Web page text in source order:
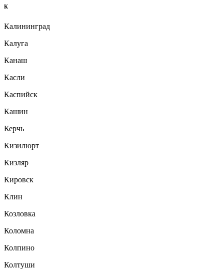
К
Калининград
Калуга
Канаш
Касли
Каспийск
Кашин
Керчь
Кизилюрт
Кизляр
Кировск
Клин
Козловка
Коломна
Колпино
Колтуши